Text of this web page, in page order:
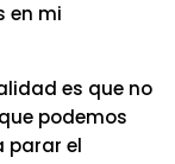
en mi
es que no
podemos
parar el